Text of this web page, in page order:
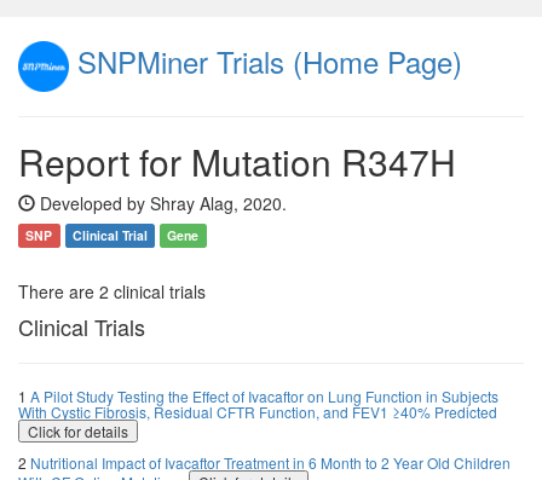
SNPMiner Trials (Home Page)
Report for Mutation R347H
Developed by Shray Alag, 2020.
SNP Clinical Trial Gene
There are 2 clinical trials
Clinical Trials
1 A Pilot Study Testing the Effect of Ivacaftor on Lung Function in Subjects
With Cystic Fibrosis, Residual CFTR Function, and FEV1 ≥40% Predicted
Click for details
2 Nutritional Impact of Ivacaftor Treatment in 6 Month to 2 Year Old Children